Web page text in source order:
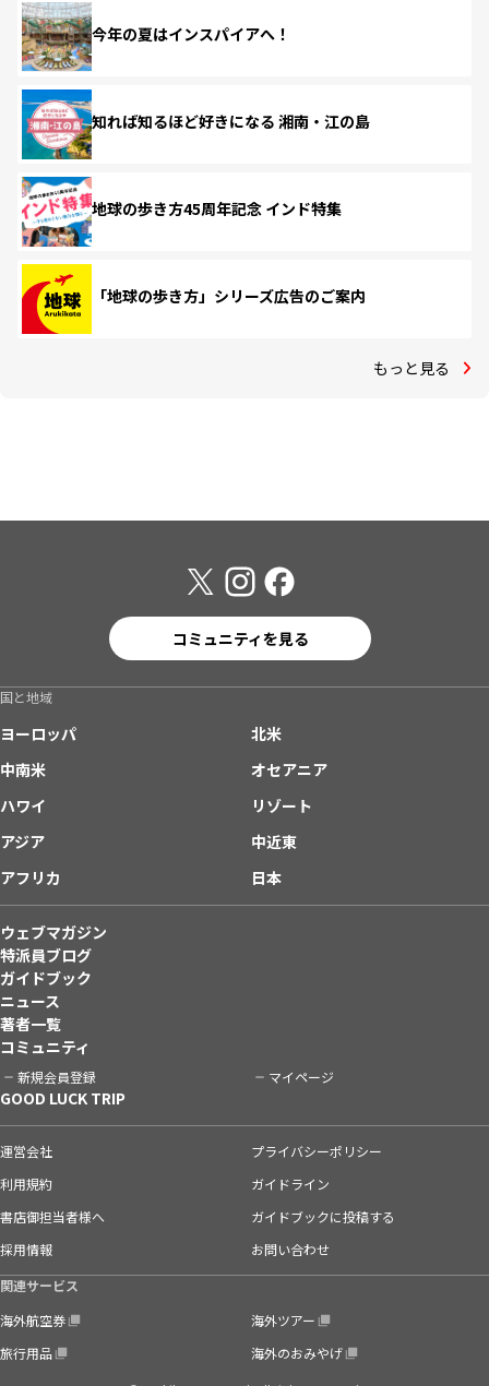
今年の夏はインスパイアへ！
知れば知るほど好きになる 湘南・江の島
地球の歩き方45周年記念 インド特集
「地球の歩き方」シリーズ広告のご案内
もっと見る
コミュニティを見る
国と地域
ヨーロッパ
北米
中南米
オセアニア
ハワイ
リゾート
アジア
中近東
アフリカ
日本
ウェブマガジン
特派員ブログ
ガイドブック
ニュース
著者一覧
コミュニティ
新規会員登録 マイページ
GOOD LUCK TRIP
運営会社
プライバシーポリシー
利用規約
ガイドライン
書店御担当者様へ
ガイドブックに投稿する
採用情報
お問い合わせ
関連サービス
海外航空券
海外ツアー
旅行用品
海外のおみやげ